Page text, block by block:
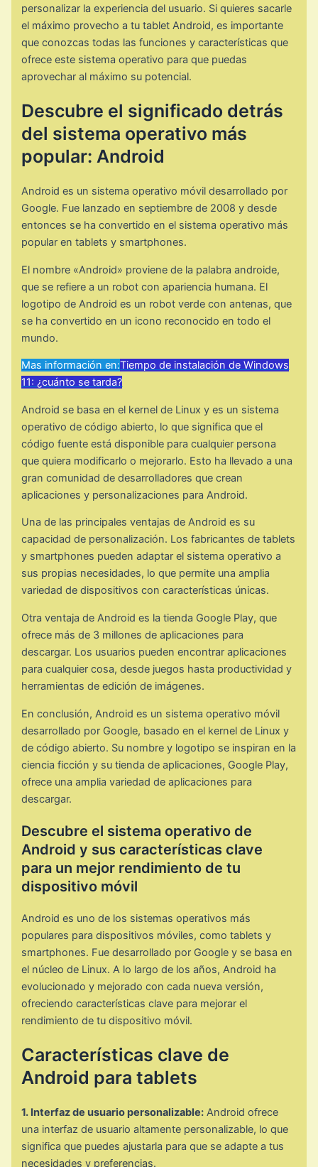
personalizar la experiencia del usuario. Si quieres sacarle
el máximo provecho a tu tablet Android, es importante
que conozcas todas las funciones y características que
ofrece este sistema operativo para que puedas
aprovechar al máximo su potencial.
Descubre el significado detrás
del sistema operativo más
popular: Android
Android es un sistema operativo móvil desarrollado por
Google. Fue lanzado en septiembre de 2008 y desde
entonces se ha convertido en el sistema operativo más
popular en tablets y smartphones.
El nombre «Android» proviene de la palabra androide,
que se refiere a un robot con apariencia humana. El
logotipo de Android es un robot verde con antenas, que
se ha convertido en un icono reconocido en todo el
mundo.
Mas información en:Tiempo de instalación de Windows
11: ¿cuánto se tarda?
Android se basa en el kernel de Linux y es un sistema
operativo de código abierto, lo que significa que el
código fuente está disponible para cualquier persona
que quiera modificarlo o mejorarlo. Esto ha llevado a una
gran comunidad de desarrolladores que crean
aplicaciones y personalizaciones para Android.
Una de las principales ventajas de Android es su
capacidad de personalización. Los fabricantes de tablets
y smartphones pueden adaptar el sistema operativo a
sus propias necesidades, lo que permite una amplia
variedad de dispositivos con características únicas.
Otra ventaja de Android es la tienda Google Play, que
ofrece más de 3 millones de aplicaciones para
descargar. Los usuarios pueden encontrar aplicaciones
para cualquier cosa, desde juegos hasta productividad y
herramientas de edición de imágenes.
En conclusión, Android es un sistema operativo móvil
desarrollado por Google, basado en el kernel de Linux y
de código abierto. Su nombre y logotipo se inspiran en la
ciencia ficción y su tienda de aplicaciones, Google Play,
ofrece una amplia variedad de aplicaciones para
descargar.
Descubre el sistema operativo de
Android y sus características clave
para un mejor rendimiento de tu
dispositivo móvil
Android es uno de los sistemas operativos más
populares para dispositivos móviles, como tablets y
smartphones. Fue desarrollado por Google y se basa en
el núcleo de Linux. A lo largo de los años, Android ha
evolucionado y mejorado con cada nueva versión,
ofreciendo características clave para mejorar el
rendimiento de tu dispositivo móvil.
Características clave de
Android para tablets
1. Interfaz de usuario personalizable: Android ofrece
una interfaz de usuario altamente personalizable, lo que
significa que puedes ajustarla para que se adapte a tus
necesidades y preferencias.